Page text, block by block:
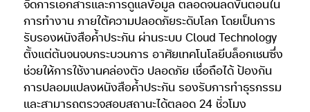
จัดการเอกสารและการดูแลข้อมูล ตลอดจนลดขั้นตอนใน
การทำงาน ภายใต้ความปลอดภัยระดับโลก โดยเป็นการ
รับรองหนังสือค้ำประกัน ผ่านระบบ Cloud Technology
ตั้งแต่ต้นจนจบกระบวนการ อาศัยเทคโนโลยีบล็อกเชนซึ่ง
ช่วยให้การใช้งานคล่องตัว ปลอดภัย เชื่อถือได้ ป้องกัน
การปลอมแปลงหนังสือค้ำประกัน รองรับการทำธุรกรรม
และสามารถตรวจสอบสถานะได้ตลอด 24 ชั่วโมง